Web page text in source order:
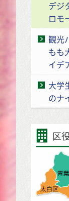
デジ
ロモ
観光
もも
イデ
大学
のナ
区